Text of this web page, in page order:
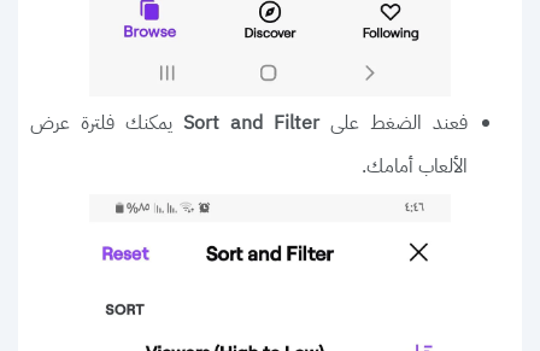
فعند الضغط علىSort and Filter يمكنك فلترة عرض
الألعاب أمامك.